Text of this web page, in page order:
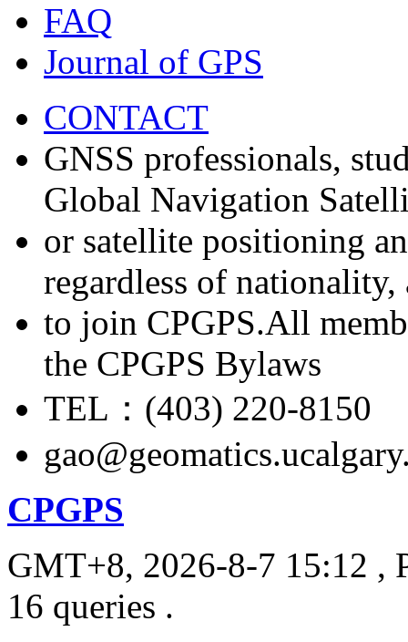
FAQ
Journal of GPS
CONTACT
GNSS professionals,
Global Navigation
or satellite positioning
regardless of nationality,
to join CPGPS.All
the CPGPS Bylaws
TEL：(403) 220-8150
CPGPS
GMT+8, 2026-8-7 15:12 ,
16 queries .